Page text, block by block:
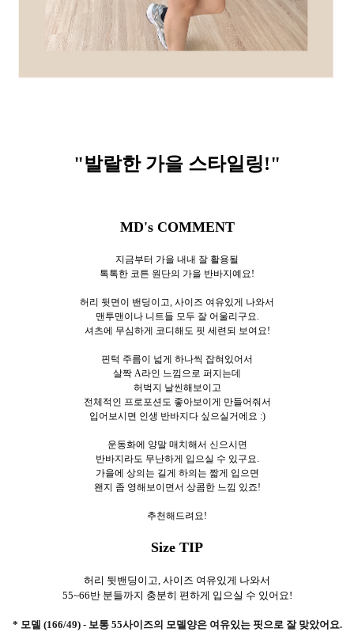
"발랄한 가을 스타일링!"
MD's COMMENT
지금부터 가을 내내 잘 활용될
톡톡한 코튼 원단의 가을 반바지예요!
허리 뒷면이 밴딩이고, 사이즈 여유있게 나와서
맨투맨이나 니트들 모두 잘 어울리구요.
셔츠에 무심하게 코디해도 핏 세련되 보여요!
핀턱 주름이 넓게 하나씩 잡혀있어서
살짝 A라인 느낌으로 퍼지는데
허벅지 날씬해보이고
전체적인 프로포션도 좋아보이게 만들어줘서
입어보시면 인생 반바지다 싶으실거에요 :)
운동화에 양말 매치해서 신으시면
반바지라도 무난하게 입으실 수 있구요.
가을에 상의는 길게 하의는 짧게 입으면
왠지 좀 영해보이면서 상콤한 느낌 있죠!
추천해드려요!
Size TIP
허리 뒷밴딩이고, 사이즈 여유있게 나와서
55~66반 분들까지 충분히 편하게 입으실 수 있어요!
* 모델 (166/49) - 보통 55사이즈의 모델양은 여유있는 핏으로 잘 맞았어요.